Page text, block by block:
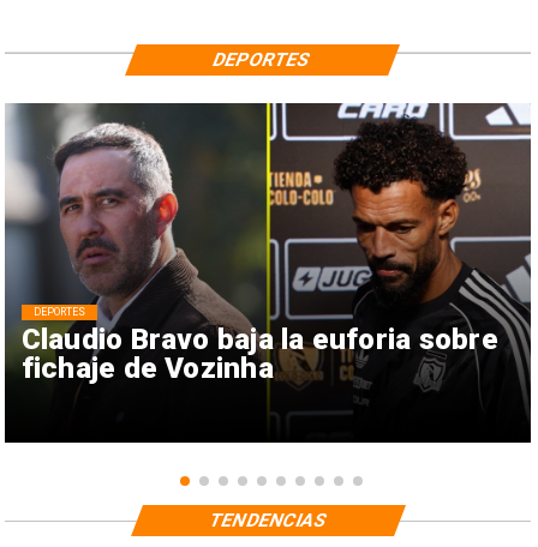
Claudio Bravo baja la euforia sobre
fichaje de Vozinha
DEPORTES
DEPORTES
TENDENCIAS